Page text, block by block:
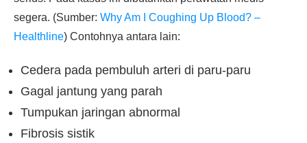
segera. (Sumber: Why Am I Coughing Up Blood? –
Healthline) Contohnya antara lain:
Cedera pada pembuluh arteri di paru-paru
Gagal jantung yang parah
Tumpukan jaringan abnormal
Fibrosis sistik